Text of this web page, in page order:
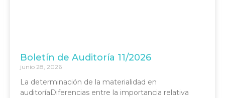
Boletín de Auditoría 11/2026
junio 28, 2026
La determinación de la materialidad en
auditoríaDiferencias entre la importancia relativa